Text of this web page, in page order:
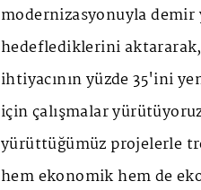
modernizasyonuyla demir
hedeflediklerini aktararak,
ihtiyacının yüzde 35'ini
için çalışmalar
yürüttüğümüz projelerle
hem ekonomik hem de